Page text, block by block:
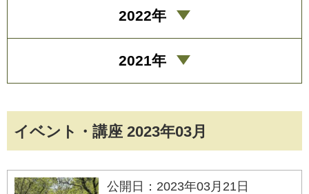
イベント・講座 2023年03月
公開日：2023年03月21日
2022年
2021年